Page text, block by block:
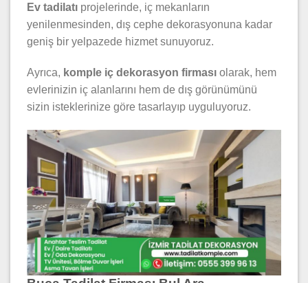
Ev tadilatı projelerinde, iç mekanların
yenilenmesinden, dış cephe dekorasyonuna kadar
geniş bir yelpazede hizmet sunuyoruz.
Ayrıca, komple iç dekorasyon firması olarak, hem
evlerinizin iç alanlarını hem de dış görünümünü
sizin isteklerinize göre tasarlayıp uyguluyoruz.